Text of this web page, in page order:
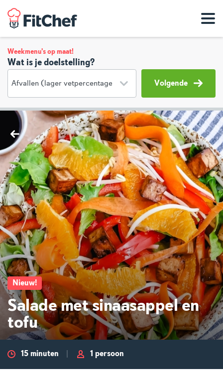
Weekmenu's op maat!
Wat is je doelstelling?
Volgende
Nieuw!
Salade met sinaasappel en
tofu
15 minuten 1 persoon